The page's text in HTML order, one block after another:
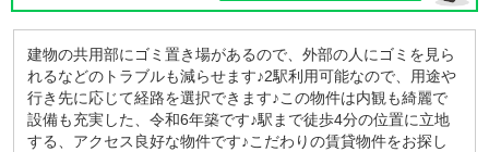
建物の共用部にゴミ置き場があるので、外部の人にゴミを見ら
れるなどのトラブルも減らせます♪2駅利用可能なので、用途や
行き先に応じて経路を選択できます♪この物件は内観も綺麗で
設備も充実した、令和6年築です♪駅まで徒歩4分の位置に立地
する、アクセス良好な物件です♪こだわりの賃貸物件をお探し